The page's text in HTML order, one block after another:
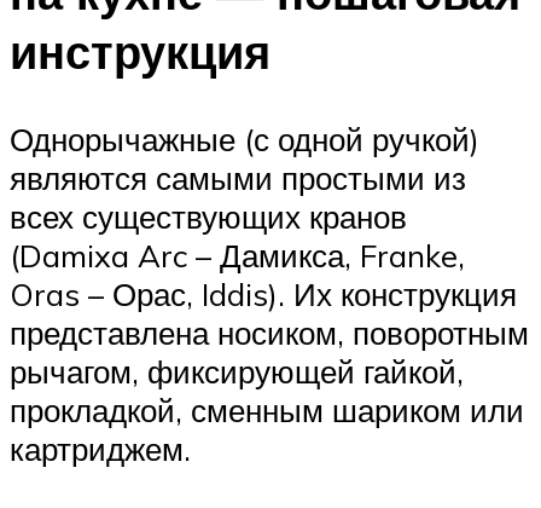
инструкция
Однорычажные (с одной ручкой)
являются самыми простыми из
всех существующих кранов
(Damixa Arc – Дамикса, Franke,
Oras – Орас, Iddis). Их конструкция
представлена носиком, поворотным
рычагом, фиксирующей гайкой,
прокладкой, сменным шариком или
картриджем.